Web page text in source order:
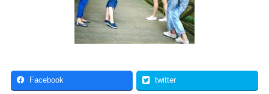
Facebook twitter